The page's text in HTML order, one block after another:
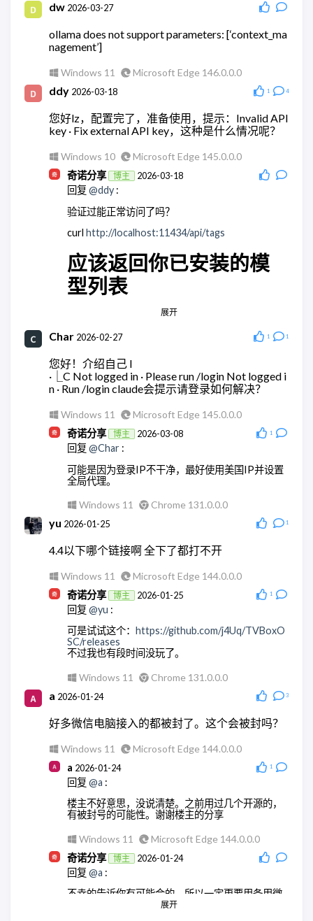
奇诺分享
可以试试微信官方的claude机器人。
Windows 11 Chrome 148.0.0.0
wodty2026-05-28
有相关教学么，查了全都是ai。单纯消耗token太贵
了
Windows 11 Microsoft Edge 148.0.0.0
wodty2026-05-28
回复@奇诺分享
有相关教学么，查了全都是ai。单纯消耗token太贵
Windows 11
Microsoft Edge 148.0.0.0
奇诺分享
博主 2026-05-28
回复@wodty:
应该没有，都是集成大模型的。
回复@奇诺分享
集成没问题，但是全都跑大模型。有点贵。还是用
AstrBot api的方便点
Windows 11 Microsoft Edge 148.0.0.0
dw 2026-03-27
ollama does not support parameters: [‘context_ma
nagement’]
Windows 11 Microsoft Edge 146.0.0.0
ddy 2026-03-18 1 4
您好lz，配置完了，准备使用，提示：Invalid API
key · Fix external API key，这种是什么情况呢？
Windows 10
Microsoft Edge 145.0.0.0
奇诺分享
博主 2026-03-18
回复 @ddy :
验证过能正常访问了吗？
curl http://localhost:11434/api/tags
应该返回你已安装的模
型列表
Android Quince Tart
ddy2026-03-18
嗯，这里是正常的
Windows 10 Microsoft Edge 145.0.0.0
ddy2026-03-18
回复@奇诺分享 :
我重新来了一遍，现在可以了，非常感谢！！
Windows 10
Microsoft Edge 145.0.0.0
回复@ddy:
Android Quince Tart Chrome 146.0.0.0
展开
Char 2026-02-27 1 1
您好！介绍自己 l
·⎿C Not logged in · Please run /login Not logged i
n · Run /login claude会提示请登录如何解决？
Windows 11
Microsoft Edge 145.0.0.0
奇诺分享
博主 2026-03-08 1
回复 @Char :
可能是因为登录IP不干净，最好使用美国IP并设置
全局代理。
Windows 11 Chrome 131.0.0.0
yu 2026-01-25 1
4.4以下哪个链接啊 全下了都打不开
Windows 11
Microsoft Edge 144.0.0.0
奇诺分享
博主 2026-01-25 1
回复 @yu :
可是试试这个： https://github.com/j4Uq/TVBoxO
SC/releases
不过我也有段时间没玩了。
Windows 11 Chrome 131.0.0.0
a 2026-01-24 3
好多微信电脑接入的都被封了。这个会被封吗？
Windows 11
Microsoft Edge 144.0.0.0
a 2026-01-24 1
回复 @a :
楼主不好意思，没说清楚。之前用过几个开源的，
有被封号的可能性。谢谢楼主的分享
Windows 11
Microsoft Edge 144.0.0.0
奇诺分享
博主 2026-01-24
回复 @a :
不幸的告诉你有可能会的，所以一定更要用备用微
展开